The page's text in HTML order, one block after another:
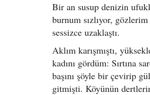
Bir an susup denizin
burnum sızlıyor,
sessizce uzaklaştı.
Aklım karışmıştı,
kadını gördüm: Sırtına
başını şöyle bir çevirip
gitmişti. Köyünün